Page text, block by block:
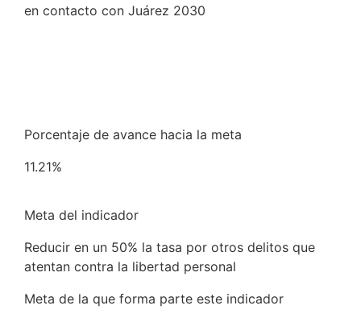
Porcentaje de avance hacia la meta
11.21%
Meta del indicador
Reducir en un 50% la tasa por otros delitos que
atentan contra la libertad personal
Meta de la que forma parte este indicador
en contacto con Juárez 2030